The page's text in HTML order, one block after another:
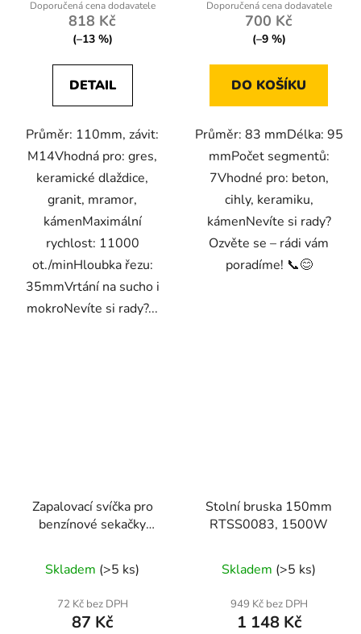
818 Kč
(–13 %)
DETAIL
Průměr: 110mm, závit:
M14Vhodná pro: gres,
keramické dlaždice,
granit, mramor,
kámenMaximální
rychlost: 11000
ot./minHloubka řezu:
35mmVrtání na sucho i
mokroNevíte si rady?...
700 Kč
(–9 %)
DO KOŠÍKU
Průměr: 83 mmDélka: 95
mmPočet segmentů:
7Vhodné pro: beton,
cihly, keramiku,
kámenNevíte si rady?
Ozvěte se – rádi vám
poradíme! 📞😊
Zapalovací svíčka pro
benzínové sekačky
Skladem (>5 ks)
72 Kč bez DPH
87 Kč
Stolní bruska 150mm
RTSS0083, 1500W
Skladem (>5 ks)
949 Kč bez DPH
1 148 Kč